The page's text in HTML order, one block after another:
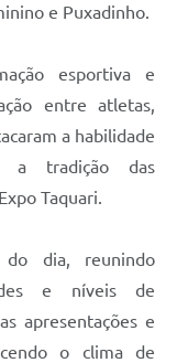
e Puxadinho.
esportiva e
entre atletas,
a habilidade
a tradição das
Taquari.
dia, reunindo
e níveis de
apresentações e
o clima de